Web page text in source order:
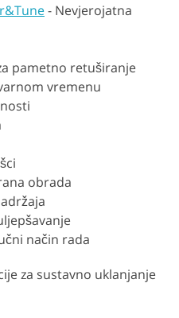
- Nevjerojatna
pametno retuširanje
vremenu
obrada
način rada
za sustavno uklanjanje